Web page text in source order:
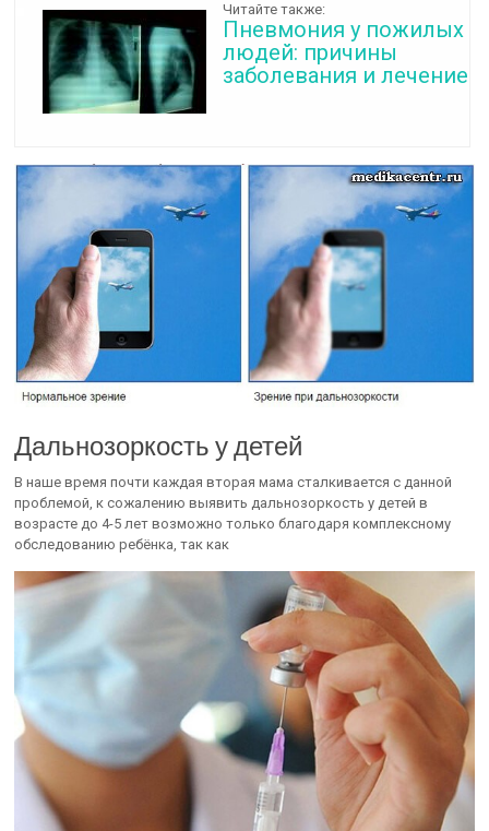
Читайте также:
Пневмония у пожилых
людей: причины
заболевания и лечение
Дальнозоркость у детей
В наше время почти каждая вторая мама сталкивается с данной
проблемой, к сожалению выявить дальнозоркость у детей в
возрасте до 4-5 лет возможно только благодаря комплексному
обследованию ребёнка, так как